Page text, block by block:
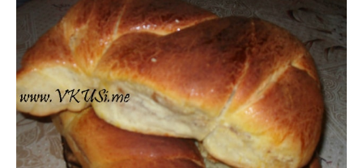
добре дошъл. Любопитно е, че първите
козунаци в България са били донесени у нас
от румънци. Според излизалото от началото
на ХХ век списание „Икономика и
домакинство“ това са сторили румънски
търговци. Още тогава е била тиражирана
традиционната родна рецепта за обреден